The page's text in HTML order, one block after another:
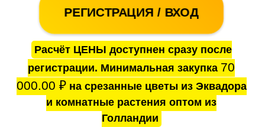
РЕГИСТРАЦИЯ / ВХОД
Расчёт ЦЕНЫ доступнен сразу после
регистрации. Минимальная закупка 70
000.00 ₽на срезанные цветы из Эквадора
и комнатные растения оптом из
Голландии